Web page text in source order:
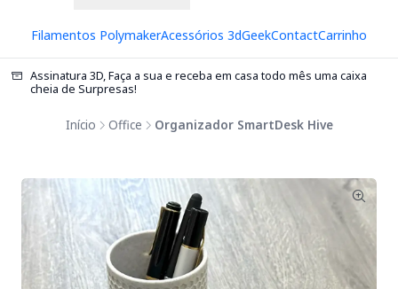
Filamentos PolymakerAcessórios 3dGeekContactCarrinho
Assinatura 3D, Faça a sua e receba em casa todo mês uma caixa
cheia de Surpresas!
Início Office Organizador SmartDesk Hive